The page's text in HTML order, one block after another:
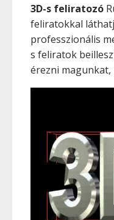
3D-s feliratozó
feliratokkal
professzionális
s feliratok
érezni